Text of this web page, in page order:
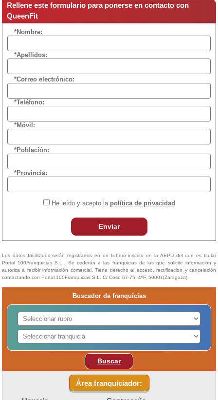
Rellene este formulario para ponerse en contacto con
QueenFit
*Nombre:
*Apellidos:
*Correo electrónico:
*Teléfono:
*Móvil:
*Población:
*Provincia:
He leído y acepto la política de privacidad
Enviar
Los datos facilitados serán registrados en un fichero inscrito en la AEPD del que es titular
Portal 100Franquicias S.L.. Se cederán a las franquicias de las que solicite información y
autoriza a recibir información comercial. Tiene derecho al acceso, rectificación y cancelación
contactando con Portal 100Franquicias S.L. C/ Coso 67-75, 4ºF, 50001(Zaragoza).
Buscador de franquicias
Buscar
Área franquiciador: